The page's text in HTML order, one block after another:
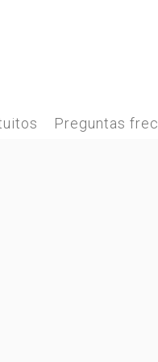
Preguntas